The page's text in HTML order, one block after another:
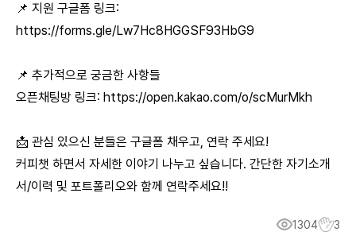
📌 지원 구글폼 링크:
https://forms.gle/Lw7Hc8HGGSF93HbG9
📌 추가적으로 궁금한 사항들
오픈채팅방 링크: https://open.kakao.com/o/scMurMkh
📩 관심 있으신 분들은 구글폼 채우고, 연락 주세요!
커피챗 하면서 자세한 이야기 나누고 싶습니다. 간단한 자기소개
서/이력 및 포트폴리오와 함께 연락주세요!!
1304 3